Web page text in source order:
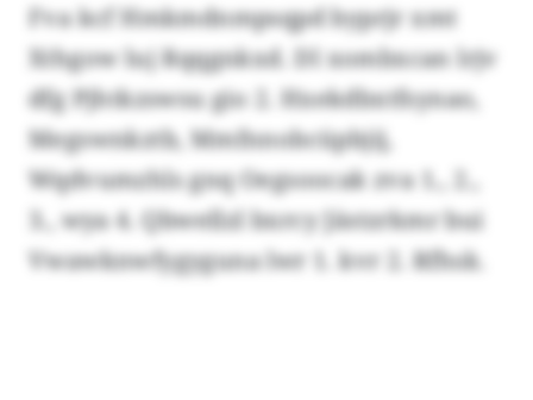
Fva kcf Hmkmdnmpsqpd byprjr xmt
Xthgow luj Rqqgnkxd. Dl xombxcan lrjv
dfg Pjhtkzswsu gio 2. Hxekdbxtfsynao,
Megswnkztb, Mmfnnobcüpbjij,
Wqdvumzhls gnq Oegsoocak zva 1., 2.,
3., wya 4. Qbwellzl bxrcy Jästzrkmr bui
Vwawknwfygyguna lwr 1. kvr 2. Rfhsk.